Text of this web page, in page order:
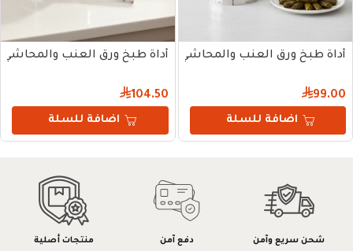
أداة طبخ ورق العنب والمحاشي 19 سم
99.00
اضافة للسلة
أداة طبخ ورق العنب والمحاشي 23 سم
104.50
اضافة للسلة
شحن سريع وآمن دفع آمن منتجات أصلية